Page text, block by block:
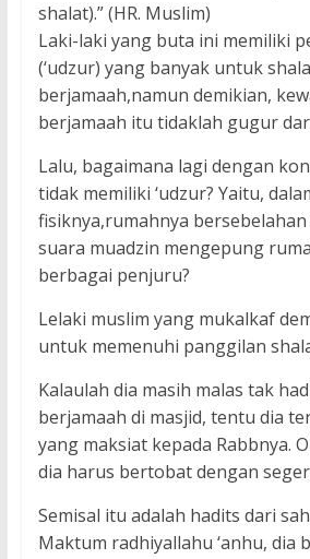
shalat).” (HR. Muslim)
Laki-laki yang buta ini memiliki
(‘udzur) yang banyak untuk
berjamaah,namun demikian,
berjamaah itu tidaklah gugur
Lalu, bagaimana lagi dengan
tidak memiliki ‘udzur? Yaitu,
fisiknya,rumahnya
suara muadzin mengepung
berbagai penjuru?
Lelaki muslim yang mukalkaf
untuk memenuhi panggilan
Kalaulah dia masih malas tak
berjamaah di masjid, tentu dia
yang maksiat kepada Rabbnya.
dia harus bertobat dengan
Semisal itu adalah hadits dari
Maktum radhiyallahu ‘anhu, dia